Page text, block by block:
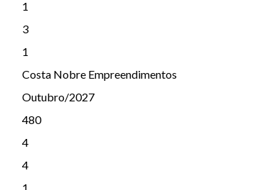
Para mais informações, entre em contato.
1
3
1
Costa Nobre Empreendimentos
Outubro/2027
480
4
4